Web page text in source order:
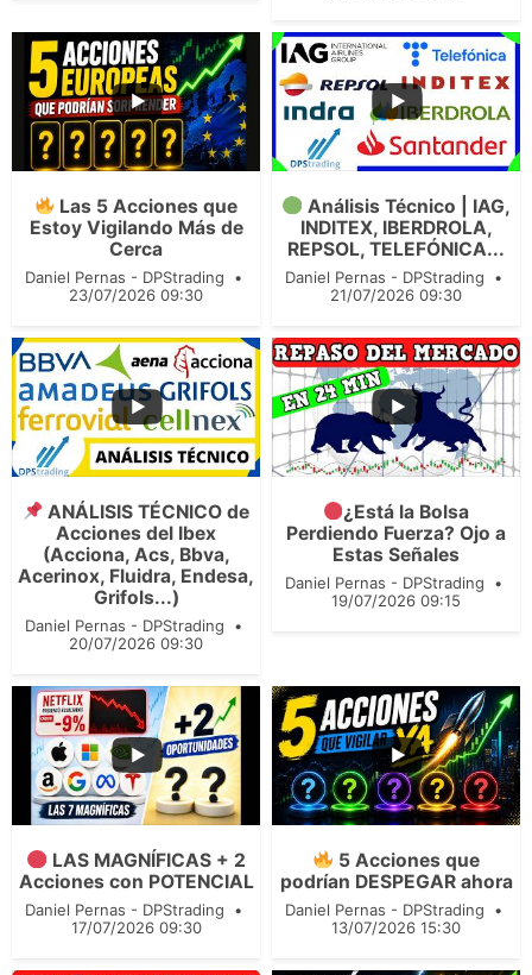
130
18
Las 5 Acciones que
Estoy Vigilando Más de
Cerca
Daniel Pernas - DPStrading
23/07/2026 09:30
...
Análisis Técnico | IAG,
INDITEX, IBERDROLA,
REPSOL, TELEFÓNICA...
Daniel Pernas - DPStrading
21/07/2026 09:30
...
ANÁLISIS TÉCNICO de
Acciones del Ibex
(Acciona, Acs, Bbva,
Acerinox, Fluidra, Endesa,
Grifols...)
Daniel Pernas - DPStrading
20/07/2026 09:30
...
¿Está la Bolsa
Perdiendo Fuerza? Ojo a
Estas Señales
Daniel Pernas - DPStrading
19/07/2026 09:15
...
189
25
LAS MAGNÍFICAS + 2
Acciones con POTENCIAL
Daniel Pernas - DPStrading
17/07/2026 09:30
170
19
5 Acciones que
podrían DESPEGAR ahora
Daniel Pernas - DPStrading
13/07/2026 15:30